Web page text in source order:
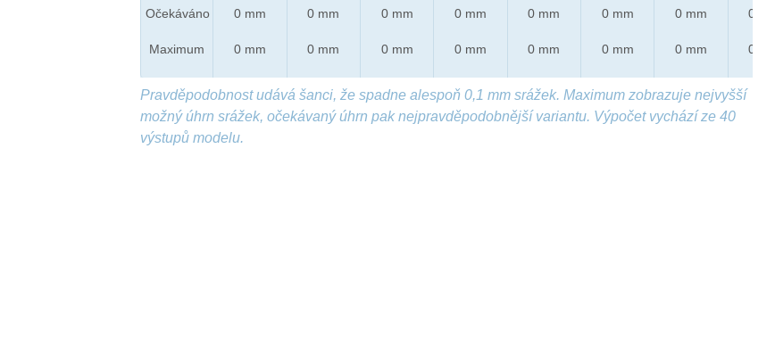
Očekáváno
Maximum
0 mm
0 mm
0 mm
0 mm
0 mm
0 mm
0 mm
0 mm
0 mm
0 mm
0 mm
0 mm
0 mm
0 mm
0 mm
0 mm
Pravděpodobnost udává šanci, že spadne alespoň 0,1 mm srážek. Maximum zobrazuje nejvyšší
možný úhrn srážek, očekávaný úhrn pak nejpravděpodobnější variantu. Výpočet vychází ze 40
výstupů modelu.